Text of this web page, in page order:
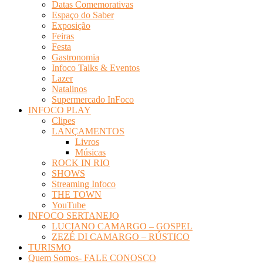
Datas Comemorativas
Espaço do Saber
Exposição
Feiras
Festa
Gastronomia
Infoco Talks & Eventos
Lazer
Natalinos
Supermercado InFoco
INFOCO PLAY
Clipes
LANÇAMENTOS
Livros
Músicas
ROCK IN RIO
SHOWS
Streaming Infoco
THE TOWN
YouTube
INFOCO SERTANEJO
LUCIANO CAMARGO – GOSPEL
ZEZÉ DI CAMARGO – RÚSTICO
TURISMO
Quem Somos- FALE CONOSCO